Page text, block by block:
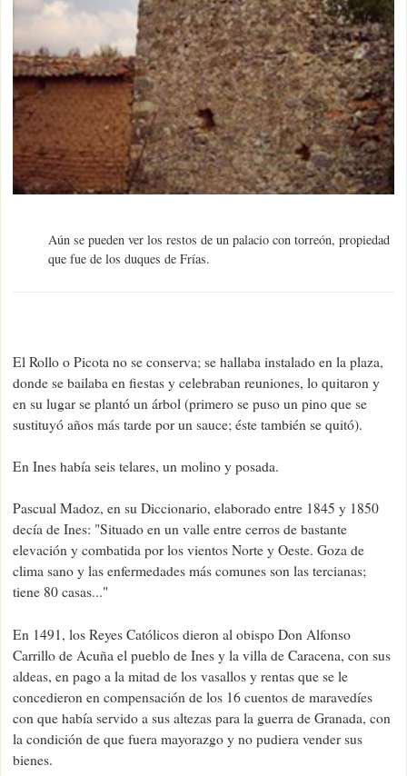
Aún se pueden ver los restos de un palacio con torreón, propiedad
que fue de los duques de Frías.
El Rollo o Picota no se conserva; se hallaba instalado en la plaza,
donde se bailaba en fiestas y celebraban reuniones, lo quitaron y
en su lugar se plantó un árbol (primero se puso un pino que se
sustituyó años más tarde por un sauce; éste también se quitó).
En Ines había seis telares, un molino y posada.
Pascual Madoz, en su Diccionario, elaborado entre 1845 y 1850
decía de Ines: "Situado en un valle entre cerros de bastante
elevación y combatida por los vientos Norte y Oeste. Goza de
clima sano y las enfermedades más comunes son las tercianas;
tiene 80 casas..."
En 1491, los Reyes Católicos dieron al obispo Don Alfonso
Carrillo de Acuña el pueblo de Ines y la villa de Caracena, con sus
aldeas, en pago a la mitad de los vasallos y rentas que se le
concedieron en compensación de los 16 cuentos de maravedíes
con que había servido a sus altezas para la guerra de Granada, con
la condición de que fuera mayorazgo y no pudiera vender sus
bienes.